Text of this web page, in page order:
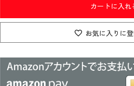
カートに入れ
お気に入りに